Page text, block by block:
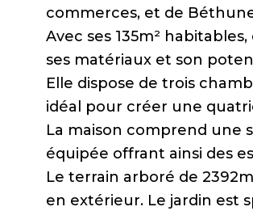
commerces, et de
Avec ses 135m²
ses matériaux et son
Elle dispose de trois
idéal pour créer une
La maison comprend une
équipée offrant ainsi des
Le terrain arboré de
en extérieur. Le jardin est